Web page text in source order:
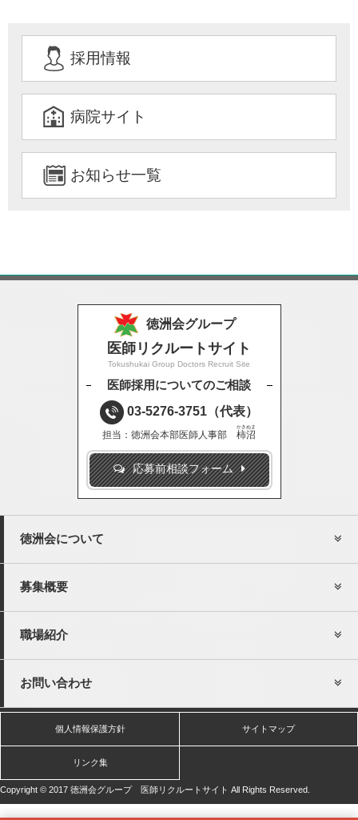
採用情報
病院サイト
お知らせ一覧
徳洲会グループ
医師リクルートサイト
Tokushukai Group Doctors Recruit Site
医師採用についてのご相談
03-5276-3751 （代表）
担当：徳洲会本部医師人事部 柿沼
かきぬま
応募前相談フォーム
徳洲会について
募集概要
職場紹介
お問い合わせ
個人情報保護方針 サイトマップ
リンク集
Copyright © 2017 徳洲会グループ 医師リクルートサイト All Rights Reserved.